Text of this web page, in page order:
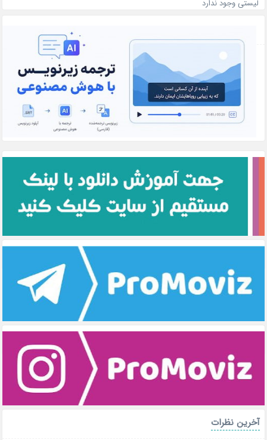
لیستی وجود ندارد
آخرین نظرات